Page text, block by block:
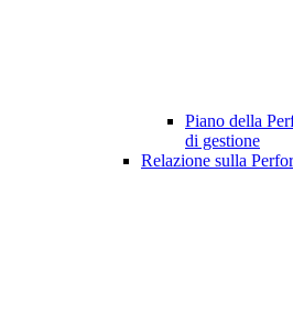
Piano della
di gestione
Relazione sulla